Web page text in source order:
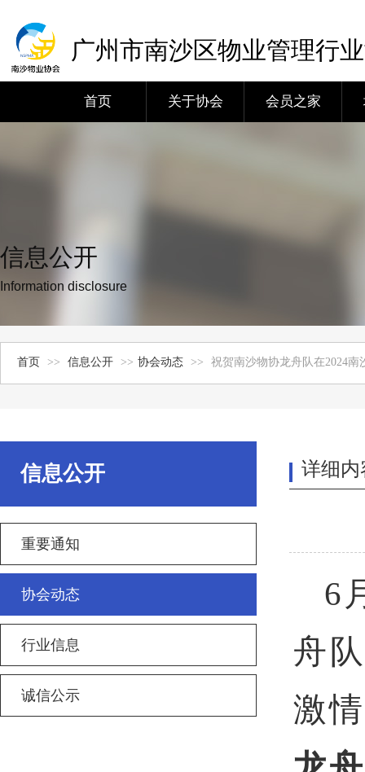
广州市南沙区物业管理行
首页 关于协会 会员之家
信息公开
Information disclosure
首页 >> 信息公开 >> 协会动态 >> 祝贺南沙物协龙舟队在2024
信息公开
重要通知
协会动态
行业信息
诚信公示
详细内
6
舟
激